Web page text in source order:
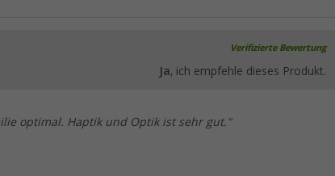
Verifizierte Bewertung
Ja, ich empfehle dieses Produkt.
optimal. Haptik und Optik ist sehr gut."